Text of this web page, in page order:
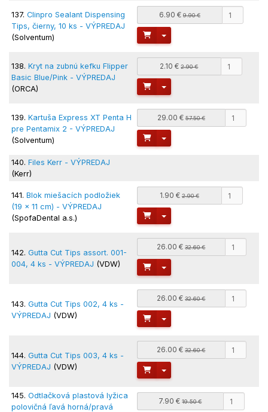
137. Clinpro Sealant Dispensing
Tips, čierny, 10 ks - VÝPREDAJ
(Solventum)
6.90 €9.90 €
Toggle Dropdown
138. Kryt na zubnú kefku Flipper
Basic Blue/Pink - VÝPREDAJ
(ORCA)
2.10 €2.90 €
Toggle Dropdown
139. Kartuša Express XT Penta H
pre Pentamix 2 - VÝPREDAJ
(Solventum)
29.00 €57.50 €
Toggle Dropdown
140. Files Kerr - VÝPREDAJ
(Kerr)
141. Blok miešacích podložiek
(19 x 11 cm) - VÝPREDAJ
(SpofaDental a.s.)
1.90 €2.90 €
Toggle Dropdown
142. Gutta Cut Tips assort. 001-
004, 4 ks - VÝPREDAJ (VDW)
26.00 €32.60 €
Toggle Dropdown
143. Gutta Cut Tips 002, 4 ks -
VÝPREDAJ (VDW)
26.00 €32.60 €
Toggle Dropdown
144. Gutta Cut Tips 003, 4 ks -
VÝPREDAJ (VDW)
26.00 €32.60 €
Toggle Dropdown
145. Odtlačková plastová lyžica
polovičná ľavá horná/pravá
7.90 €19.50 €